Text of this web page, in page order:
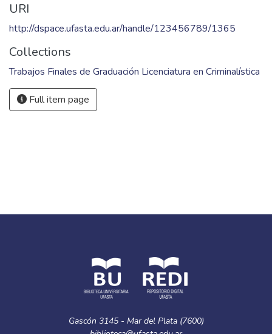
URI
http://dspace.ufasta.edu.ar/handle/123456789/1365
Collections
Trabajos Finales de Graduación Licenciatura en Criminalística
Full item page
Gascón 3145 - Mar del Plata (7600)